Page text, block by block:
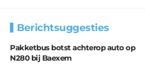
Berichtsuggesties
Pakketbus botst achterop auto op
N280 bij Baexem